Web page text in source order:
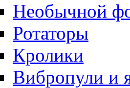
Необычной
Ротаторы
Кролики
Вибропули и